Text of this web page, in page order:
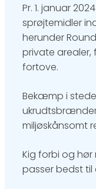
Pr. 1. januar
sprøjtemidler
herunder
private arealer,
fortove.​
Bekæmp i
miljøskånsomt
Kig forbi og hør
passer bedst til